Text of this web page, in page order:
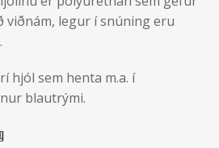
viðnám, legur í snúning eru
hjól sem henta m.a. í
blautrými.